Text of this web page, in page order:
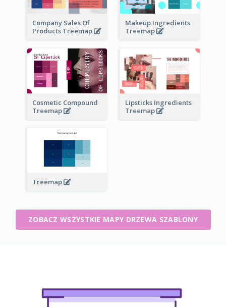
Company Sales Of
Products Treemap
Makeup Ingredients
Treemap
Cosmetic Compound
Treemap
Lipsticks Ingredients
Treemap
Treemap
ZOBACZ WSZYSTKIE MAPY DRZEWA SZABLONY